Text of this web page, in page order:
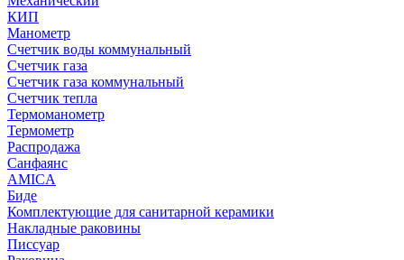
КИП
Манометр
Счетчик воды коммунальный
Счетчик газа
Счетчик газа коммунальный
Счетчик тепла
Термоманометр
Термометр
Распродажа
Санфаянс
AMICA
Биде
Комплектующие для санитарной керамики
Накладные раковины
Писсуар